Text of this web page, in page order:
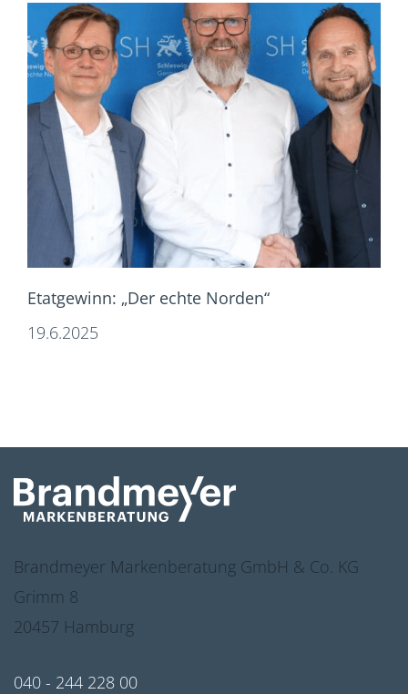
Etatgewinn: „Der echte Norden“
19.6.2025
Brandmeyer Markenberatung GmbH & Co. KG
Grimm 8
20457 Hamburg
040 - 244 228 00